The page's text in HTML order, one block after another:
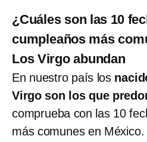
¿Cuáles son las 10
cumpleaños más
Los Virgo abundan
En nuestro país los
Virgo son los que
comprueba con las 10
más comunes en México.